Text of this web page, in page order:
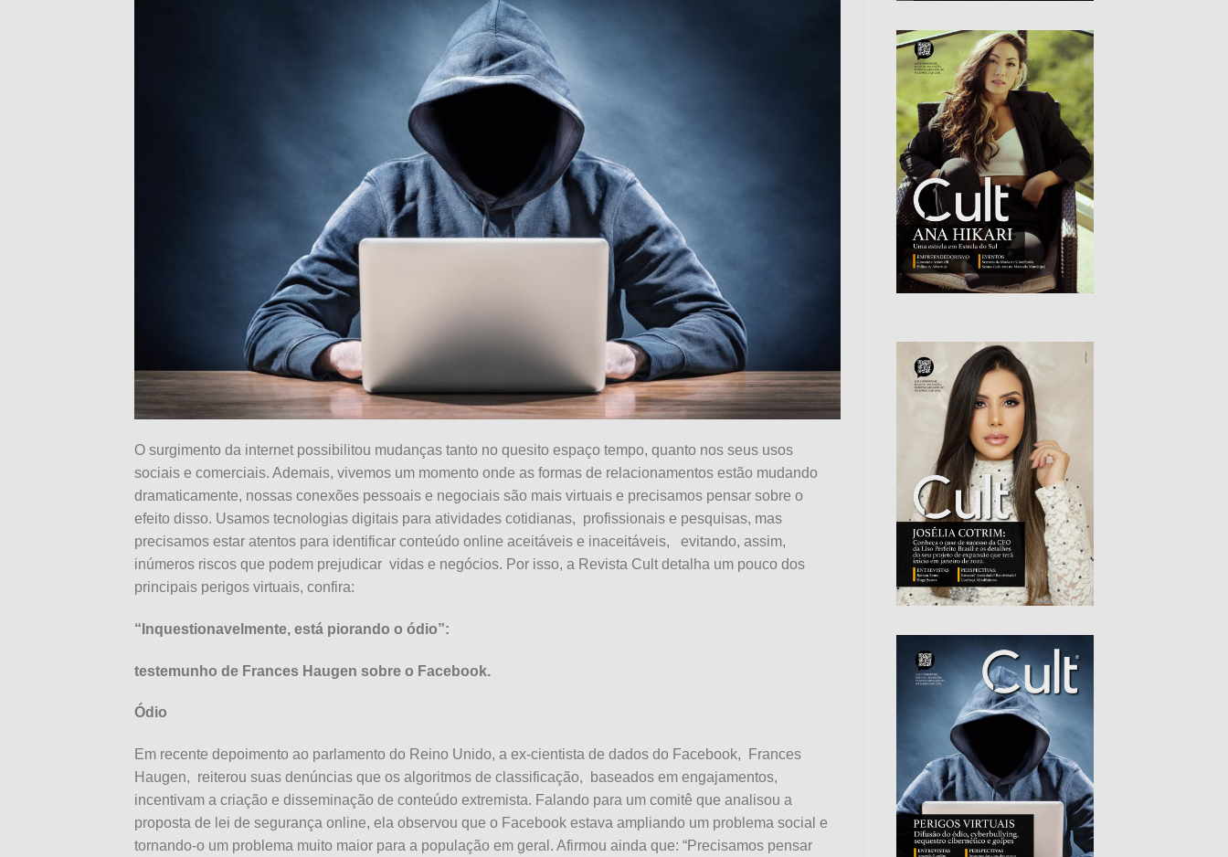
O surgimento da internet possibilitou mudanças tanto no quesito espaço tempo, quanto nos seus usos
sociais e comerciais. Ademais, vivemos um momento onde as formas de relacionamentos estão mudando
dramaticamente, nossas conexões pessoais e negociais são mais virtuais e precisamos pensar sobre o
efeito disso. Usamos tecnologias digitais para atividades cotidianas, profissionais e pesquisas, mas
precisamos estar atentos para identificar conteúdo online aceitáveis e inaceitáveis,
evitando, assim,
inúmeros riscos que podem prejudicar vidas e negócios. Por isso, a Revista Cult detalha um pouco dos
principais perigos virtuais, confira:
“Inquestionavelmente, está piorando o ódio”:
testemunho de Frances Haugen sobre o Facebook.
Ódio
Em recente depoimento ao parlamento do Reino Unido, a ex-cientista de dados do Facebook,
Frances
Haugen, reiterou suas denúncias que os algoritmos de classificação,
baseados em engajamentos,
incentivam a criação e disseminação de conteúdo extremista. Falando para um comitê que analisou a
proposta de lei de segurança online, ela observou que o Facebook estava ampliando um problema social e
tornando-o um problema muito maior para a população em geral. Afirmou ainda que: “Precisamos pensar